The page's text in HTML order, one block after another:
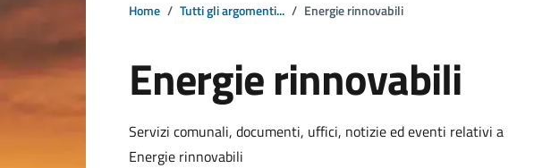
Home Tutti gli argomenti... Energie rinnovabili
Energie rinnovabili
Dettagli della notizia
Servizi comunali, documenti, uffici, notizie ed eventi relativi a
Energie rinnovabili